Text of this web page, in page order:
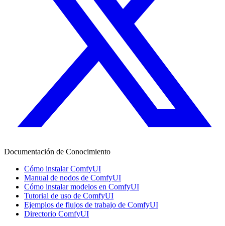
Documentación de Conocimiento
Cómo instalar ComfyUI
Manual de nodos de ComfyUI
Cómo instalar modelos en ComfyUI
Tutorial de uso de ComfyUI
Ejemplos de flujos de trabajo de ComfyUI
Directorio ComfyUI